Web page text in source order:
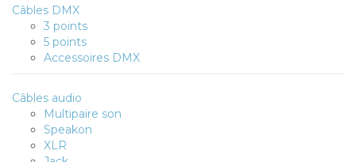
Câbles DMX
3 points
5 points
Accessoires DMX
Câbles audio
Multipaire son
Speakon
XLR